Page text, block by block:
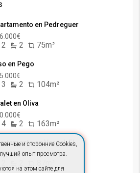
и сторонние Cookies,
опыт просмотра.
на этом сайте для
en Pedreguer
2 2 75m²
en Pego
3 2 104m²
en Oliva
4 2 163m²
en Vergel, El